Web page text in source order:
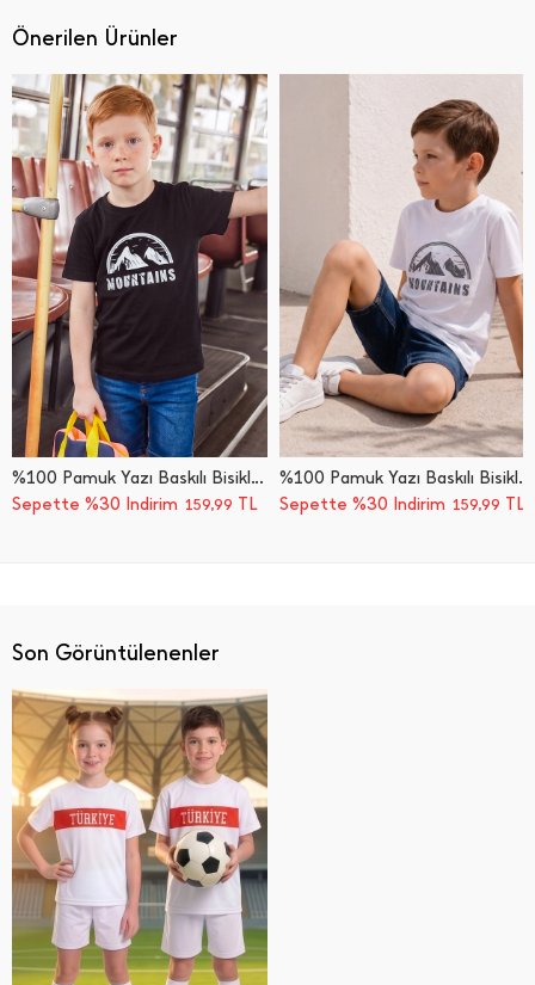
Önerilen Ürünler
%100 Pamuk Yazı Baskılı Bisiklet Yaka Erkek Çocuk Tişört
Sepette %30 İndirim 159,99 TL
%100 Pamuk Yazı Baskılı Bisiklet Yaka Erkek Çocuk Tişört
Sepette %30 İndirim 159,99 TL
Son Görüntülenenler